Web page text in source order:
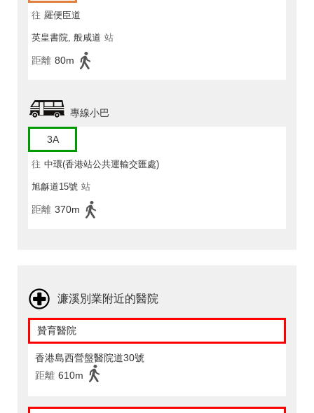
往 羅便臣道
英皇書院, 般咸道 站
距離 80m
專線小巴
3A
往 中環(香港站公共運輸交匯處)
旭龢道15號 站
距離 370m
濂溪別業附近的醫院
贊育醫院
香港島西營盤醫院道30號
距離 610m